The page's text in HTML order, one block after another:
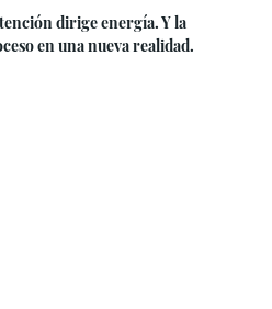
dirige energía. Y la
en una nueva realidad.